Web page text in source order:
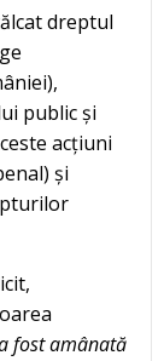
dreptul
public și
acțiuni
și
fost amânată